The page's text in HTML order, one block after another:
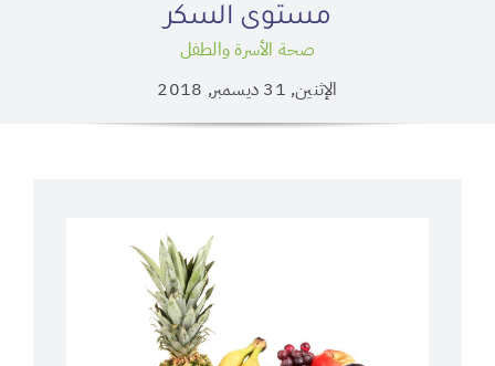
مستوى السكر
صحة الأسرة والطفل
الإثنين, 31 ديسمبر, 2018